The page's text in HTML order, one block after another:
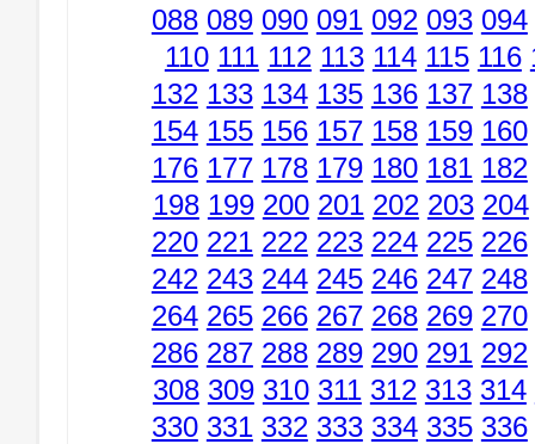
088 089 090 091 092 093 094
110 111 112 113 114 115 116
132 133 134 135 136 137 138
154 155 156 157 158 159 160
176 177 178 179 180 181 182
198 199 200 201 202 203 204
220 221 222 223 224 225 226
242 243 244 245 246 247 248
264 265 266 267 268 269 270
286 287 288 289 290 291 292
308 309 310 311 312 313 314
330 331 332 333 334 335 336